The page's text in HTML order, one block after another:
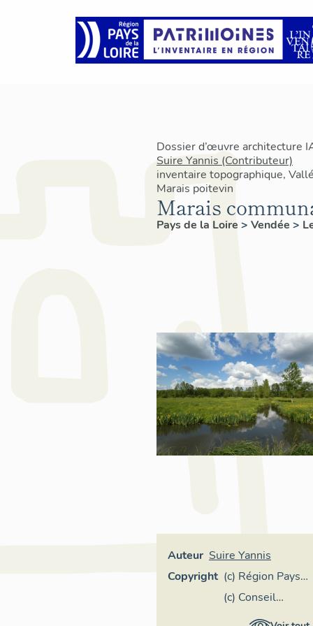
Dossier d’œuvre architecture
Suire Yannis (Contributeur)
inventaire topographique,
Marais poitevin
Marais
Pays de la Loire > Vendée >
Auteur Suire Yannis
Copyright (c) Région Pays
de la Loire -
Inventaire
(c) Conseil
départemental